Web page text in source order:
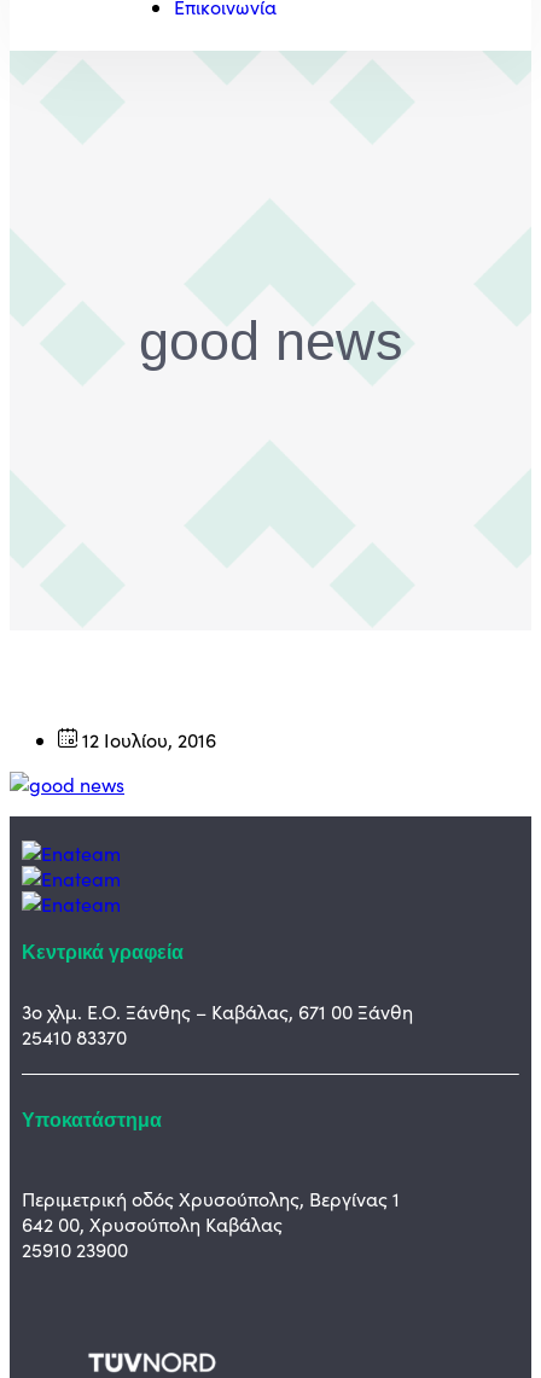
Επικοινωνία
good news
12 Ιουλίου, 2016
Κεντρικά γραφεία
3ο χλμ. Ε.Ο. Ξάνθης – Καβάλας, 671 00 Ξάνθη
25410 83370
Υποκατάστημα
Περιμετρική οδός Χρυσούπολης, Βεργίνας 1
642 00, Χρυσούπολη Καβάλας
25910 23900